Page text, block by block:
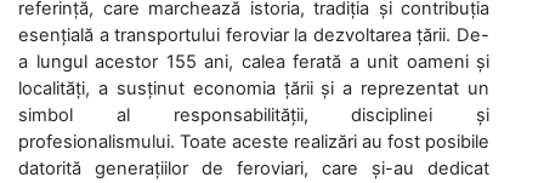
referință, care marchează istoria, tradiția și contribuția
esențială a transportului feroviar la dezvoltarea țării. De-
a lungul acestor 155 ani, calea ferată a unit oameni și
localități, a susținut economia țării și a reprezentat un
simbol al responsabilității, disciplinei și
profesionalismului. Toate aceste realizări au fost posibile
datorită generațiilor de feroviari, care și-au dedicat